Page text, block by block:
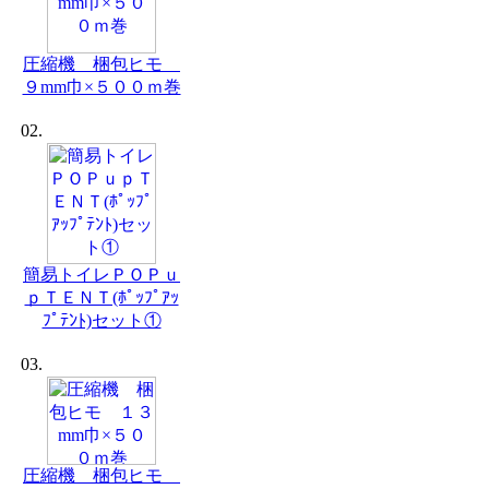
圧縮機 梱包ヒモ
９mm巾×５００ｍ巻
02.
簡易トイレＰＯＰｕ
ｐＴＥＮＴ(ﾎﾟｯﾌﾟｱｯ
ﾌﾟﾃﾝﾄ)セット①
03.
圧縮機 梱包ヒモ